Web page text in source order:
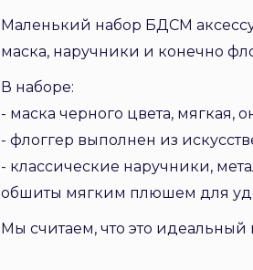
Маленький набор БДСМ
маска, наручники и конечно
В наборе:
- маска черного цвета, мягкая,
- флоггер выполнен из
- классические наручники,
обшиты мягким плюшем для
Мы считаем, что это идеальный